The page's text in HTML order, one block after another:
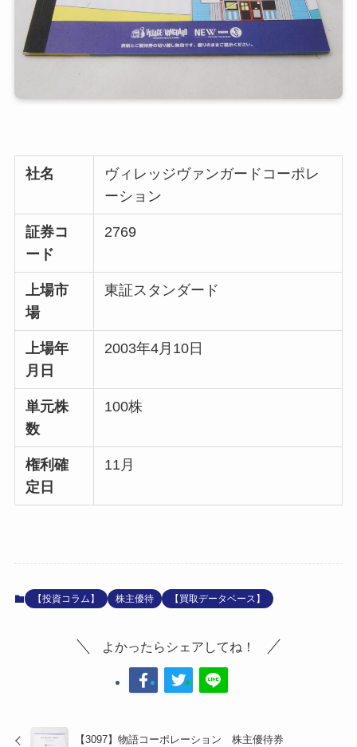
社名
ヴィレッジヴァンガードコーポレ
ーション
証券コ
ード
2769
上場市
場
東証スタンダード
上場年
月日
2003年4月10日
単元株
数
100株
権利確
定日
11月
【投資コラム】 株主優待 【買取データベース】
よかったらシェアしてね！
【3097】物語コーポレーション 株主優待券